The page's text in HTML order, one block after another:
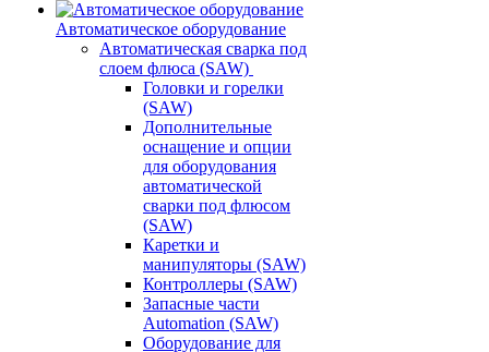
Автоматическое оборудование
Автоматическая сварка под
слоем флюса (SAW)
Головки и горелки
(SAW)
Дополнительные
оснащение и опции
для оборудования
автоматической
сварки под флюсом
(SAW)
Каретки и
манипуляторы (SAW)
Контроллеры (SAW)
Запасные части
Automation (SAW)
Оборудование для